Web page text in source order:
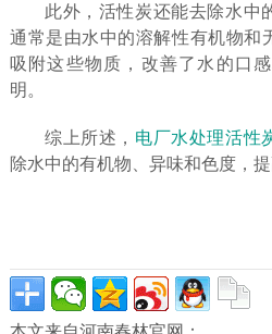
此外，活性炭还能去除水中
通常是由水中的溶解性有机物和
吸附这些物质，改善了水的口
明。
综上所述， 电厂水处理活性
除水中的有机物、异味和色度，